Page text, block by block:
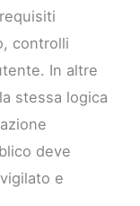
controlli
In altre
stessa logica
deve
e